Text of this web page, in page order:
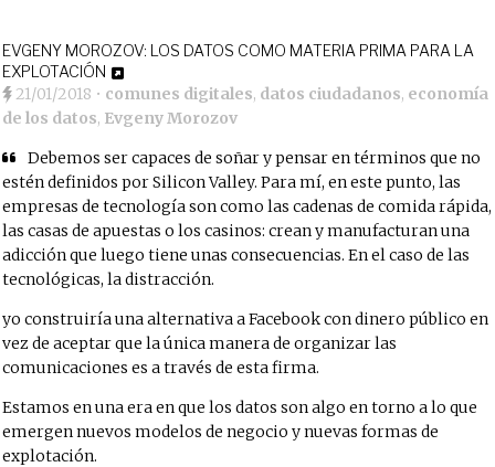
EVGENY MOROZOV: LOS DATOS COMO MATERIA PRIMA PARA LA
EXPLOTACIÓN
21/01/2018 • comunes digitales, datos ciudadanos, economía
de los datos, Evgeny Morozov
Debemos ser capaces de soñar y pensar en términos que no
estén definidos por Silicon Valley. Para mí, en este punto, las
empresas de tecnología son como las cadenas de comida rápida,
las casas de apuestas o los casinos: crean y manufacturan una
adicción que luego tiene unas consecuencias. En el caso de las
tecnológicas, la distracción.
yo construiría una alternativa a Facebook con dinero ­público en
vez de aceptar que la única manera de organizar las
comunicaciones es a través de esta firma.
Estamos en una era en que los datos son algo en torno a lo que
emergen nuevos modelos de negocio y nuevas formas de
explotación.